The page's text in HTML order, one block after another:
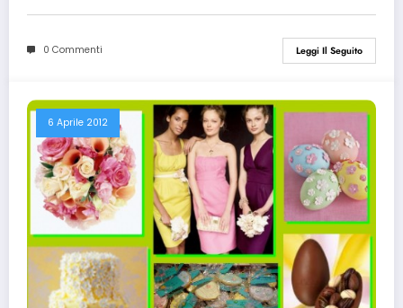
0 Commenti Leggi Il Seguito
6 Aprile 2012